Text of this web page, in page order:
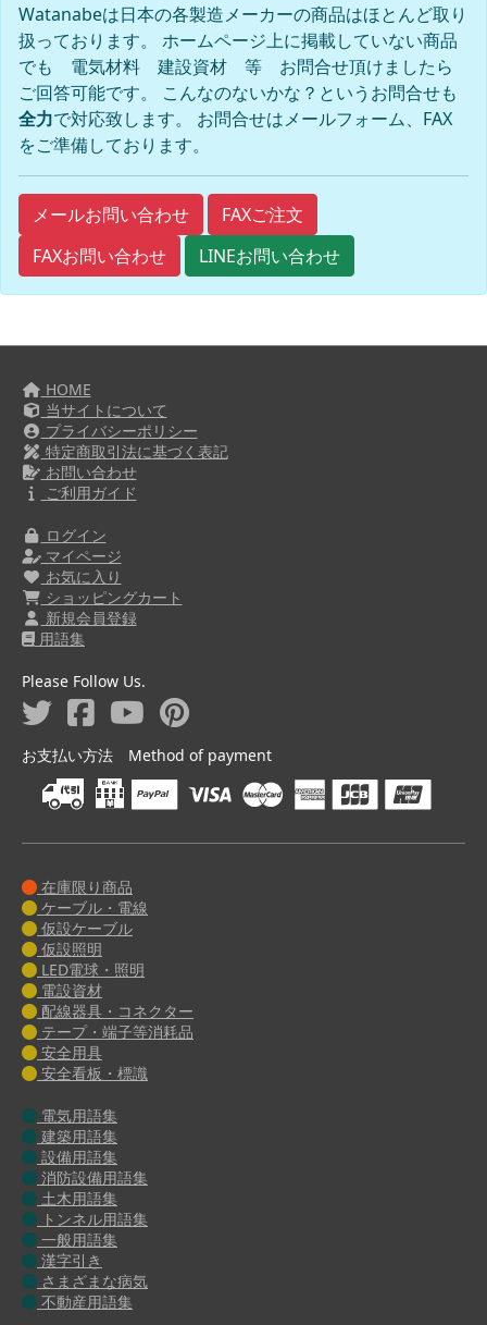
Watanabeは日本の各製造メーカーの商品はほとんど取り
扱っております。 ホームページ上に掲載していない商品
でも 電気材料 建設資材 等 お問合せ頂けましたら
ご回答可能です。 こんなのないかな？というお問合せも
全力で対応致します。 お問合せはメールフォーム、FAX
をご準備しております。
メールお問い合わせ
FAXご注文
FAXお問い合わせ
LINEお問い合わせ
HOME
当サイトについて
プライバシーポリシー
特定商取引法に基づく表記
お問い合わせ
ご利用ガイド
ログイン
マイページ
お気に入り
ショッピングカート
新規会員登録
用語集
Please Follow Us.
お支払い方法 Method of payment
在庫限り商品
ケーブル・電線
仮設ケーブル
仮設照明
LED電球・照明
電設資材
配線器具・コネクター
テープ・端子等消耗品
安全用具
安全看板・標識
電気用語集
建築用語集
設備用語集
消防設備用語集
土木用語集
トンネル用語集
一般用語集
漢字引き
さまざまな病気
不動産用語集